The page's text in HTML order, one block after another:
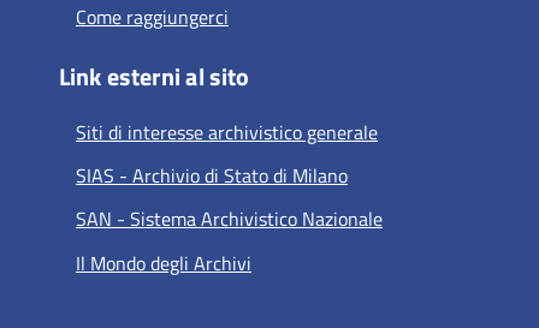
Come raggiungerci
Link esterni al sito
Siti di interesse archivistico generale
SIAS - Archivio di Stato di Milano
SAN - Sistema Archivistico Nazionale
Il Mondo degli Archivi